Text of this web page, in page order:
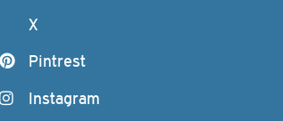
X
Pintrest
Instagram